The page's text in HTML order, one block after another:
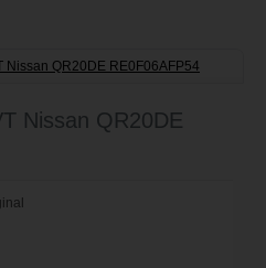
QR20DE RE0F06AFP54
Nissan QR20DE